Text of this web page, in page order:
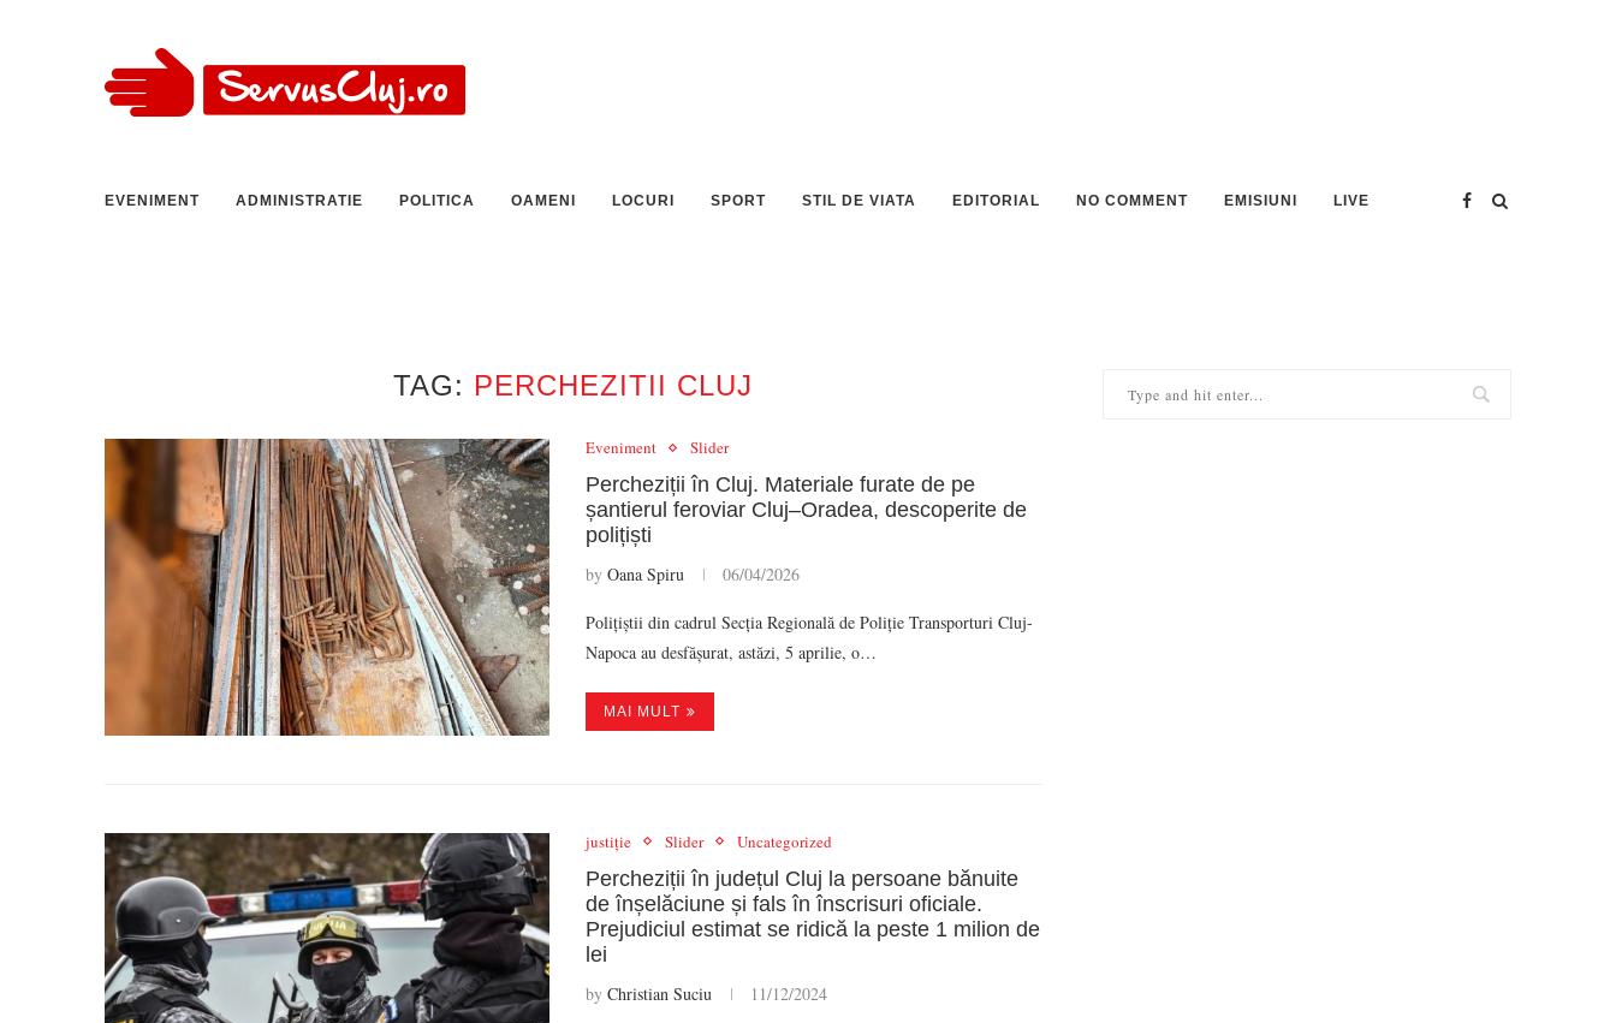
EVENIMENT ADMINISTRATIE POLITICA OAMENI LOCURI SPORT STIL DE VIATA EDITORIAL NO COMMENT EMISIUNI LIVE
TAG: PERCHEZITII CLUJ
Eveniment Slider
Percheziții în Cluj. Materiale furate de pe
șantierul feroviar Cluj–Oradea, descoperite de
polițiști
by Oana Spiru 06/04/2026
Polițiștii din cadrul Secția Regională de Poliție Transporturi Cluj-
Napoca au desfășurat, astăzi, 5 aprilie, o…
MAI MULT
justiție Slider Uncategorized
Percheziții în județul Cluj la persoane bănuite
de înșelăciune și fals în înscrisuri oficiale.
Prejudiciul estimat se ridică la peste 1 milion de
lei
by Christian Suciu 11/12/2024